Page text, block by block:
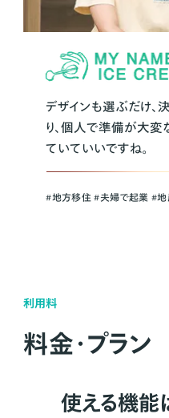
デザインも選ぶだけ、
り、個人で準備が大変
ていていいですね。
#地方移住 #夫婦で起業 #地
利用料
料金・プラン
使える機能